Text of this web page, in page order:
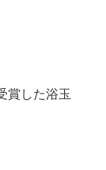
賞した浴玉